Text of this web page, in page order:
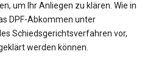
um Ihr Anliegen zu klären. Wie in
DPF-Abkommen unter
Schiedsgerichtsverfahren vor,
werden können.